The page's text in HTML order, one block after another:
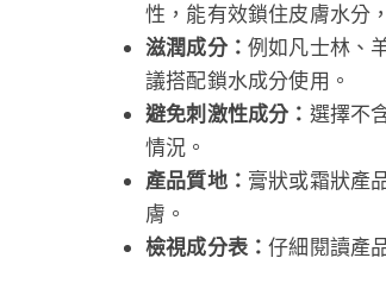
性，能有效鎖住皮膚水分
滋潤成分： 例如凡士林、
議搭配鎖水成分使用。
避免刺激性成分： 選擇不
情況。
產品質地： 膏狀或霜狀產
膚。
檢視成分表：仔細閱讀產